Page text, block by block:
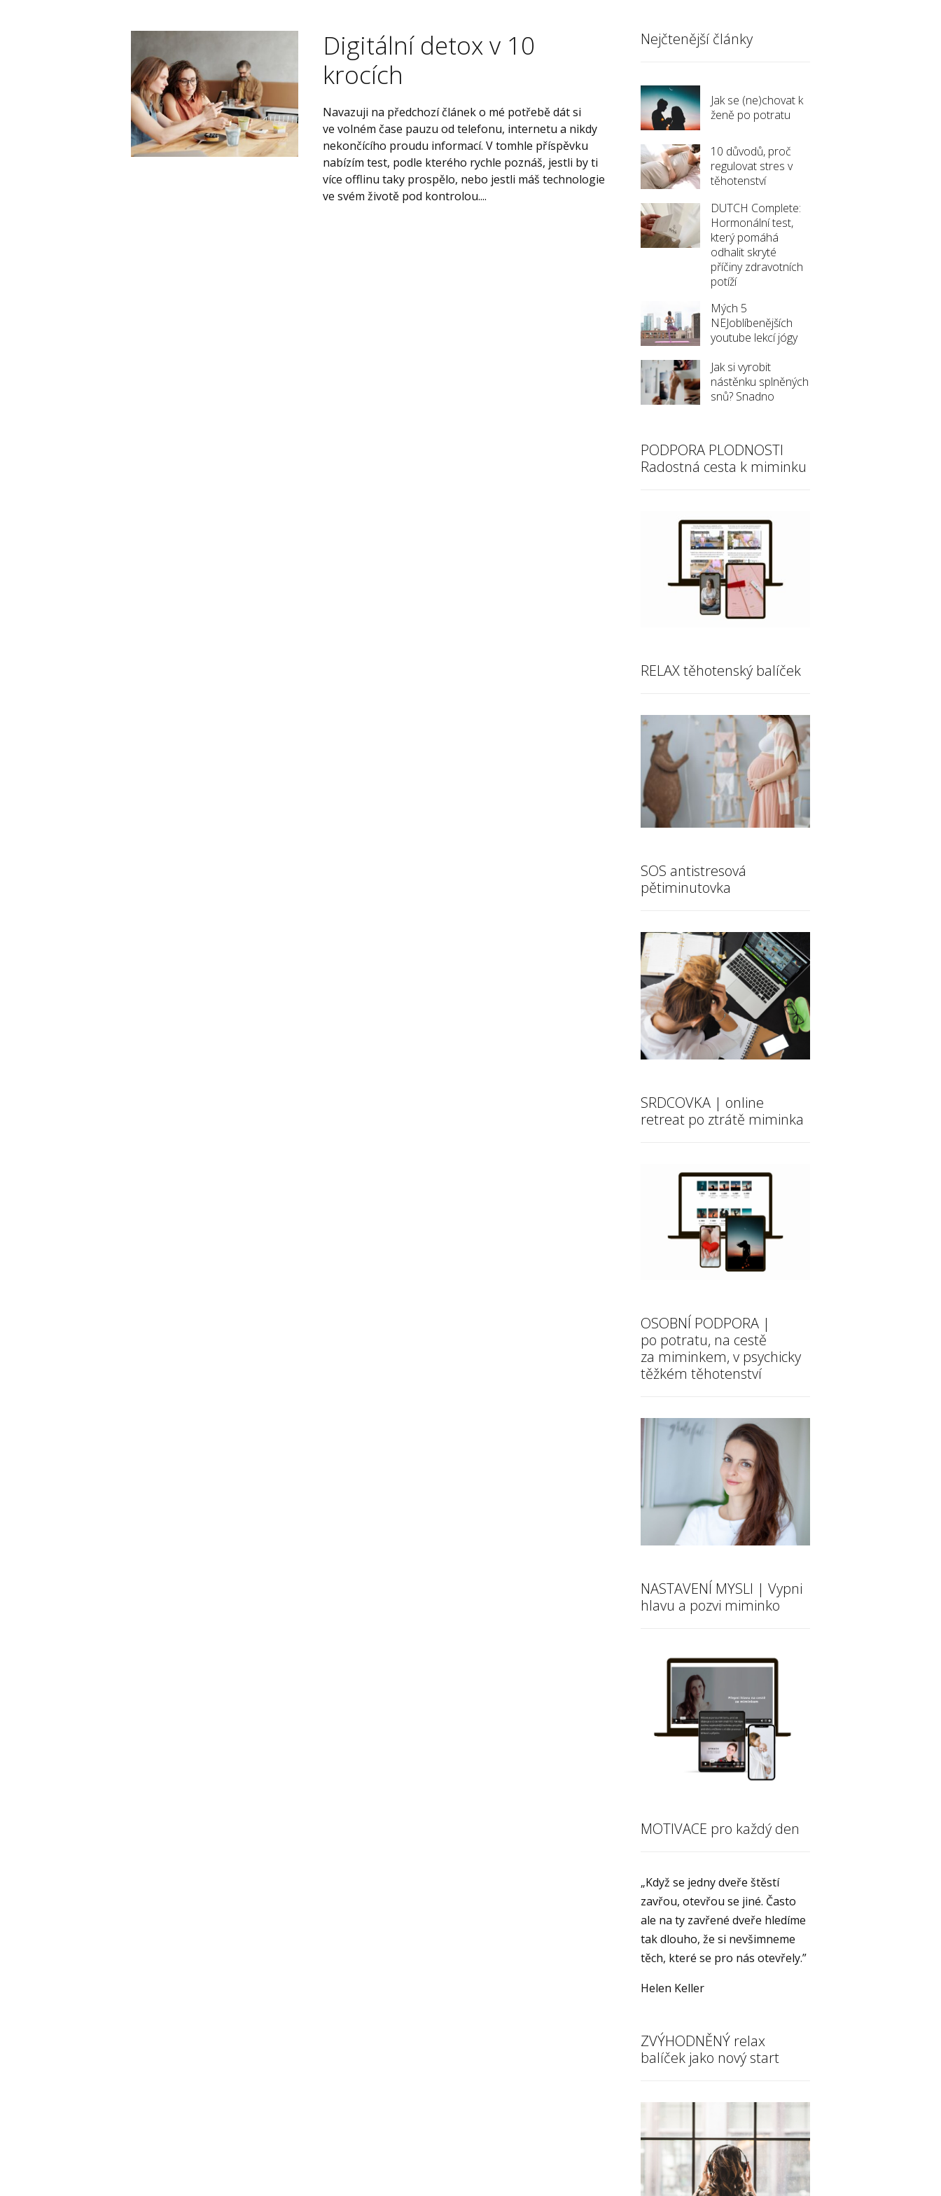
Digitální detox v 10
krocích
Navazuji na předchozí článek o mé potřebě dát si
ve volném čase pauzu od telefonu, internetu a nikdy
nekončícího proudu informací. V tomhle příspěvku
nabízím test, podle kterého rychle poznáš, jestli by ti
více offlinu taky prospělo, nebo jestli máš technologie
ve svém životě pod kontrolou....
Nejčtenější články
Jak se (ne)chovat k
ženě po potratu
10 důvodů, proč
regulovat stres v
těhotenství
DUTCH Complete:
Hormonální test,
který pomáhá
odhalit skryté
příčiny zdravotních
potíží
Mých 5
NEJoblíbenějších
youtube lekcí jógy
Jak si vyrobit
nástěnku splněných
snů? Snadno
PODPORA PLODNOSTI
Radostná cesta k miminku
RELAX těhotenský balíček
SOS antistresová
pětiminutovka
SRDCOVKA | online
retreat po ztrátě miminka
OSOBNÍ PODPORA |
po potratu, na cestě
za miminkem, v psychicky
těžkém těhotenství
NASTAVENÍ MYSLI | Vypni
hlavu a pozvi miminko
MOTIVACE pro každý den
„Když se jedny dveře štěstí
zavřou, otevřou se jiné. Často
ale na ty zavřené dveře hledíme
tak dlouho, že si nevšimneme
těch, které se pro nás otevřely.”
Helen Keller
ZVÝHODNĚNÝ relax
balíček jako nový start